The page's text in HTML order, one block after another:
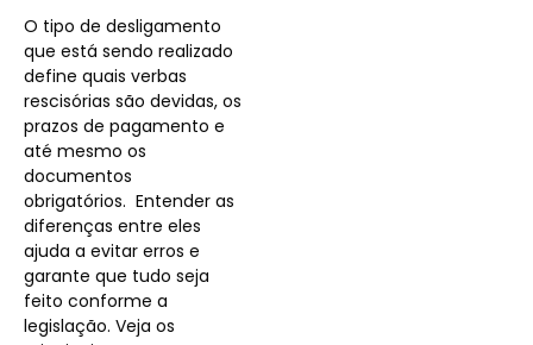
O tipo de desligamento
que está sendo realizado
define quais verbas
rescisórias são devidas, os
prazos de pagamento e
até mesmo os
documentos
obrigatórios. Entender as
diferenças entre eles
ajuda a evitar erros e
garante que tudo seja
feito conforme a
legislação. Veja os